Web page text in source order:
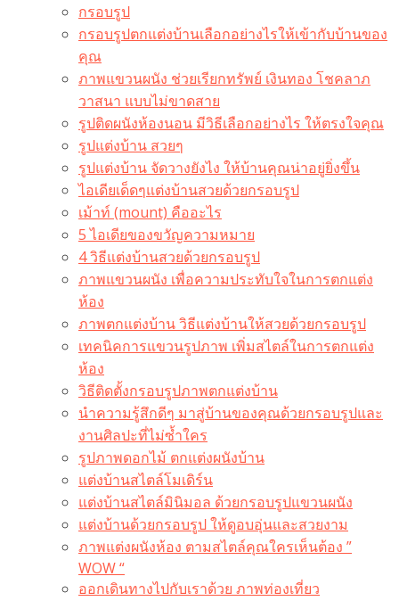
กรอบรูป
กรอบรูปตกแต่งบ้านเลือกอย่างไรให้เข้ากับบ้านของ
คุณ
ภาพแขวนผนัง ช่วยเรียกทรัพย์ เงินทอง โชคลาภ
วาสนา แบบไม่ขาดสาย
รูปติดผนังห้องนอน มีวิธีเลือกอย่างไร ให้ตรงใจคุณ
รูปแต่งบ้าน สวยๆ
รูปแต่งบ้าน จัดวางยังไง ให้บ้านคุณน่าอยู่ยิ่งขึ้น
ไอเดียเด็ดๆแต่งบ้านสวยด้วยกรอบรูป
เม้าท์ (mount) คืออะไร​
5 ไอเดียของขวัญความหมาย
4 วิธีแต่งบ้านสวยด้วยกรอบรูป
ภาพแขวนผนัง เพื่อความประทับใจในการตกแต่ง
ห้อง
ภาพตกแต่งบ้าน วิธีแต่งบ้านให้สวยด้วยกรอบรูป
เทคนิคการแขวนรูปภาพ เพิ่มสไตล์ในการตกแต่ง
ห้อง
วิธีติดตั้งกรอบรูปภาพตกแต่งบ้าน
นำความรู้สึกดีๆ มาสู่บ้านของคุณด้วยกรอบรูปและ
งานศิลปะที่ไม่ซ้ำใคร
รูปภาพดอกไม้ ตกแต่งผนังบ้าน
แต่งบ้านสไตล์โมเดิร์น
แต่งบ้านสไตล์มินิมอล ด้วยกรอบรูปแขวนผนัง
แต่งบ้านด้วยกรอบรูป ให้ดูอบอุ่นและสวยงาม
ภาพแต่งผนังห้อง ตามสไตล์คุณใครเห็นต้อง ”
WOW “
ออกเดินทางไปกับเราด้วย ภาพท่องเที่ยว